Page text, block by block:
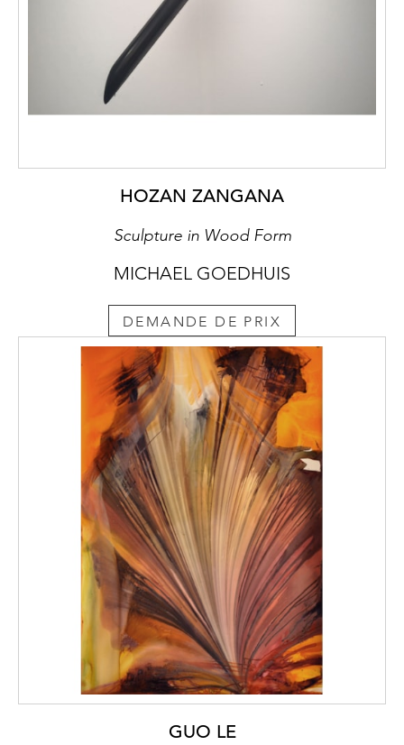
HOZAN ZANGANA
Sculpture in Wood Form
MICHAEL GOEDHUIS
DEMANDE DE PRIX
GUO LE